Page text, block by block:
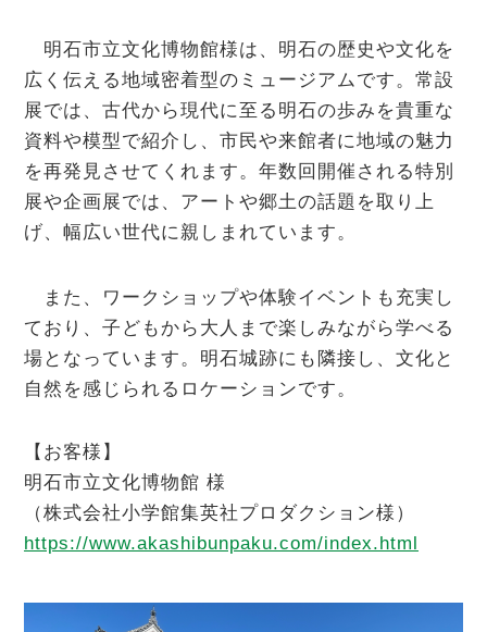
明石市立文化博物館様は、明石の歴史や文化を
広く伝える地域密着型のミュージアムです。常設
展では、古代から現代に至る明石の歩みを貴重な
資料や模型で紹介し、市民や来館者に地域の魅力
を再発見させてくれます。年数回開催される特別
展や企画展では、アートや郷土の話題を取り上
げ、幅広い世代に親しまれています。
また、ワークショップや体験イベントも充実し
ており、子どもから大人まで楽しみながら学べる
場となっています。明石城跡にも隣接し、文化と
自然を感じられるロケーションです。
【お客様】
明石市立文化博物館 様
（株式会社小学館集英社プロダクション様）
https://www.akashibunpaku.com/index.html